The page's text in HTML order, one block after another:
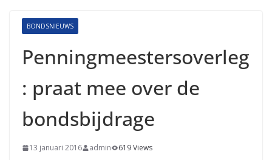
BONDSNIEUWS
Penningmeestersoverleg
: praat mee over de
bondsbijdrage
13 januari 2016 admin 619 Views